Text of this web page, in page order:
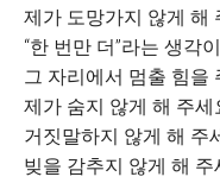
제가 도망가지 않게 해
“한 번만 더”라는 생각
그 자리에서 멈출 힘을
제가 숨지 않게 해 주세
거짓말하지 않게 해 주
빚을 감추지 않게 해 주